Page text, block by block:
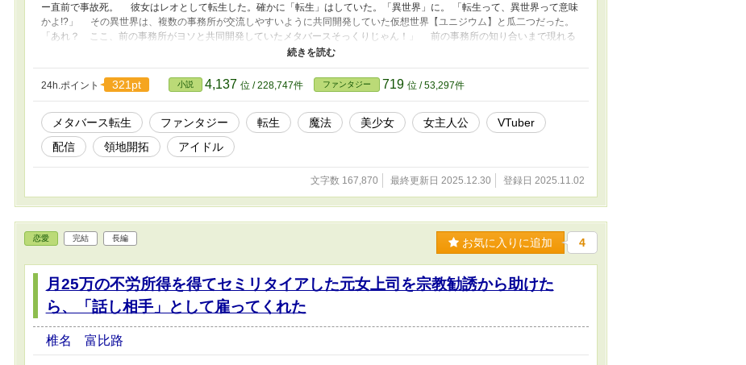
ー直前で事故死。 彼女はレオとして転生した。確かに「転生」はしていた。「異世界」に。 「転生って、異世界って意味
かよ!?」 その異世界は、複数の事務所が交流しやすいように共同開発していた仮想世界【ユニジウム】と瓜二つだった。
「あれ？ ここ、前の事務所がヨソと共同開発していたメタバースそっくりじゃん！」 前の事務所の知り合いまで現れる
が、同じキャラではない様子。 関西弁を話す相棒のドローン型ガイド兼使い魔【ダリ】と一緒に、仮想世界に似た異世界
が、個人勢アイドル配信者の活動を決意した直後、同期の姫様キャラを助ける。 その様子が世界中に配信されてしまい、
自身のデビュー直後に万バズする事態に！ 過去版と、再アップ版との違い 「病弱・病死設定なし」 「転生方法もトラック
24h.ポイント 321pt 小説 4,137 位 / 228,747件 ファンタジー 719 位 / 53,297件
メタバース転生 ファンタジー 転生 魔法 美少女 女主人公
VTuber
配信
領地開拓 アイドル
文字数 167,870 最終更新日 2025.12.30 登録日 2025.11.02
恋愛 完結 長編 お気に入りに追加 4
月25万の不労所得を得てセミリタイアした元女上司を宗教勧誘から助けた
ら、「話し相手」として雇ってくれた
椎名 富比路